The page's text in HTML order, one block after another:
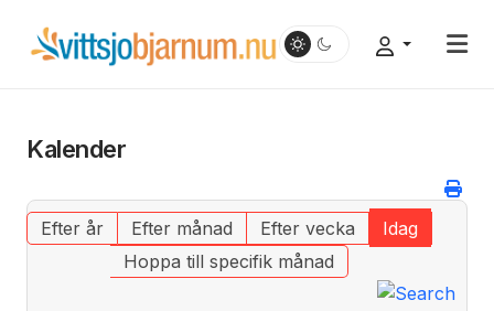
Kalender
Efter år Efter månad Efter vecka
Idag
Hoppa till specifik månad